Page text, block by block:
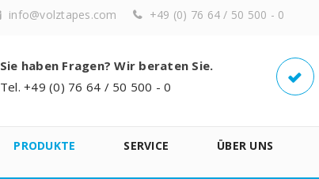
info@volztapes.com +49 (0) 76 64 / 50 500 - 0
Sie haben Fragen? Wir beraten Sie.
Tel. +49 (0) 76 64 / 50 500 - 0
PRODUKTE SERVICE ÜBER UNS